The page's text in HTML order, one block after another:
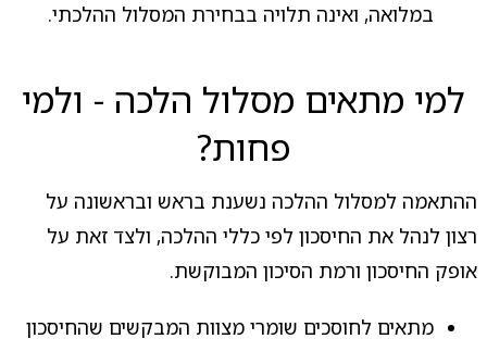
במלואה, ואינה תלויה בבחירת המסלול ההלכתי.
למי מתאים מסלול הלכה - ולמי
פחות?
ההתאמה למסלול ההלכה נשענת בראש ובראשונה על
רצון לנהל את החיסכון לפי כללי ההלכה, ולצד זאת על
אופק החיסכון ורמת הסיכון המבוקשת.
מתאים לחוסכים שומרי מצוות המבקשים שהחיסכון